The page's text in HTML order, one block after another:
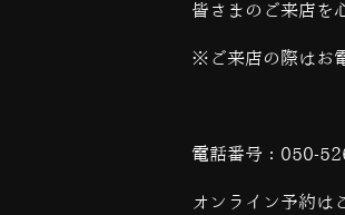
皆さまのご来店を
※ご来店の際はお
電話番号： 050-
オンライン予約は